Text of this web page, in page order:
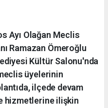
Ayı Olağan Meclis
Ramazan Ömeroğlu
Kültür Salonu'nda
üyelerinin
ilçede devam
hizmetlerine ilişkin